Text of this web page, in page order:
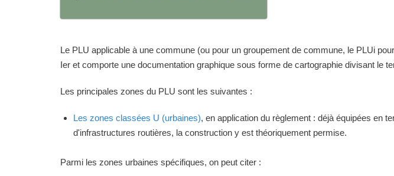
Le PLU applicable à une commune (ou pour un groupement de commune, le PLUi
Ier et comporte une documentation graphique sous forme de cartographie divisant le
Les principales zones du PLU sont les suivantes :
Les zones classées U (urbaines), en application du règlement : déjà équipées en
d'infrastructures routières, la construction y est théoriquement permise.
Parmi les zones urbaines spécifiques, on peut citer :